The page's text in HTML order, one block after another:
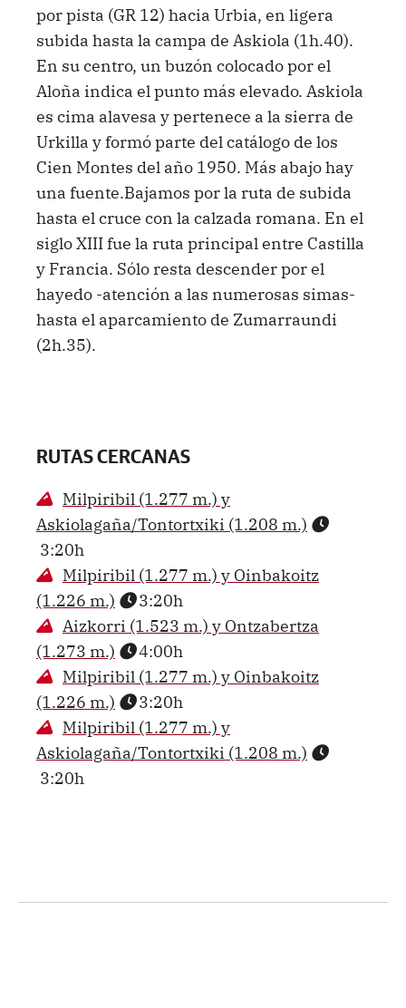
por pista (GR 12) hacia Urbia, en ligera
subida hasta la campa de Askiola (1h.40).
En su centro, un buzón colocado por el
Aloña indica el punto más elevado. Askiola
es cima alavesa y pertenece a la sierra de
Urkilla y formó parte del catálogo de los
Cien Montes del año 1950. Más abajo hay
una fuente.Bajamos por la ruta de subida
hasta el cruce con la calzada romana. En el
siglo XIII fue la ruta principal entre Castilla
y Francia. Sólo resta descender por el
hayedo -atención a las numerosas simas-
hasta el aparcamiento de Zumarraundi
(2h.35).
RUTAS CERCANAS
Milpiribil (1.277 m.) y
Askiolagaña/Tontortxiki (1.208 m.)
3:20h
Milpiribil (1.277 m.) y Oinbakoitz
(1.226 m.)
3:20h
Aizkorri (1.523 m.) y Ontzabertza
(1.273 m.)
4:00h
Milpiribil (1.277 m.) y Oinbakoitz
(1.226 m.)
3:20h
Milpiribil (1.277 m.) y
Askiolagaña/Tontortxiki (1.208 m.)
3:20h